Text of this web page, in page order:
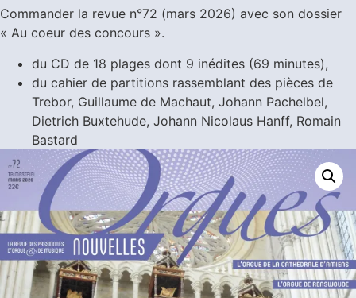
Commander la revue n°72 (mars 2026) avec son dossier
« Au coeur des concours ».
du CD de 18 plages dont 9 inédites (69 minutes),
du cahier de partitions rassemblant des pièces de
Trebor, Guillaume de Machaut, Johann Pachelbel,
Dietrich Buxtehude, Johann Nicolaus Hanff, Romain
Bastard